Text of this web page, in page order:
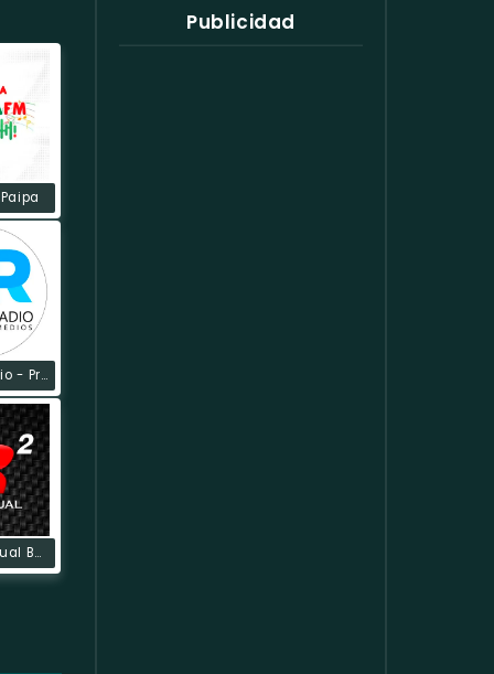
Boyaca Radio - Provincia Ricaurte
R2 Audiovisual Boyacá
Publicidad